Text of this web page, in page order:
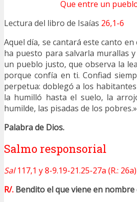
Que entre un
Lectura del libro de Isaías 26,1-6
Aquel día, se cantará este canto
ha puesto para salvarla murallas
un pueblo justo, que observa la
porque confía en ti. Confiad
perpetua: doblegó a los
la humilló hasta el suelo, la
humilde, las pisadas de los pobres.»
Palabra de Dios.
Salmo responsorial
Sal117,1 y 8-9.19-21.25-27a (R.: 26a)
R/. Bendito el que viene en nombre